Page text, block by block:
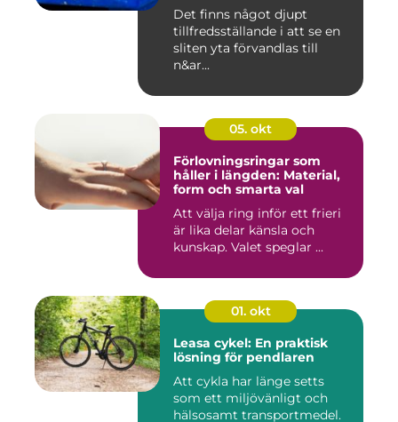
Det finns något djupt
tillfredsställande i att se en
sliten yta förvandlas till
n&ar...
05. okt
Förlovningsringar som
håller i längden: Material,
form och smarta val
Att välja ring inför ett frieri
är lika delar känsla och
kunskap. Valet speglar ...
01. okt
Leasa cykel: En praktisk
lösning för pendlaren
Att cykla har länge setts
som ett miljövänligt och
hälsosamt transportmedel.